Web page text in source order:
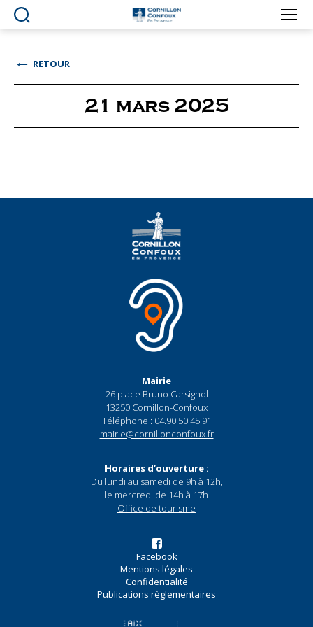
Ville
en
Provence
← RETOUR
21 mars 2025
Mairie
26 place Bruno Carsignol
13250 Cornillon-Confoux
Téléphone : 04.90.50.45.91
mairie@cornillonconfoux.fr
Horaires d’ouverture :
Du lundi au samedi de 9h à 12h,
le mercredi de 14h à 17h
Office de tourisme
Facebook
Mentions légales
Confidentialité
Publications règlementaires